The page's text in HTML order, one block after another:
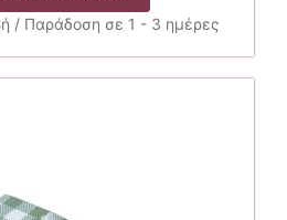
/ Παράδοση σε 1 - 3 ημέρες